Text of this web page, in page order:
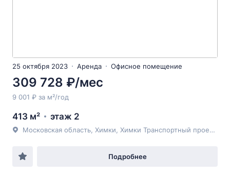
25 октября 2023 Аренда Офисное помещение
309 728 ₽/мес
9 001 ₽ за м²/год
413 м² этаж 2
Московская область, Химки, Химки Транспортный проезд 2
Подробнее